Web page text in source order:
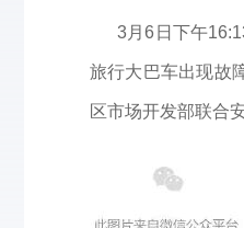
3月6日下午16:13
旅行大巴车出现故
区市场开发部联合